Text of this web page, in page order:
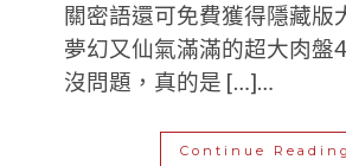
關密語還可免費獲得隱藏版
夢幻又仙氣滿滿的超大肉盤
沒問題，真的是 […]…
Continue Reading